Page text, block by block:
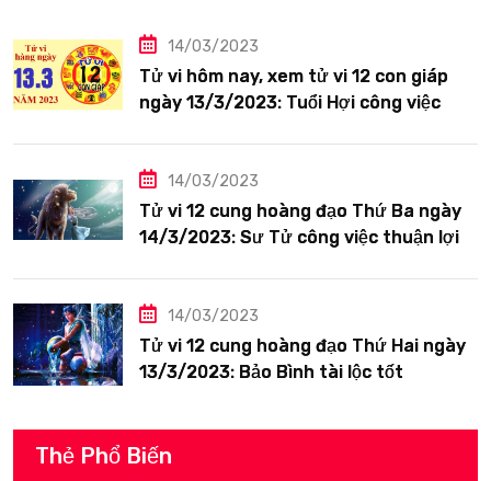
14/03/2023
Tử vi hôm nay, xem tử vi 12 con giáp
ngày 13/3/2023: Tuổi Hợi công việc
14/03/2023
Tử vi 12 cung hoàng đạo Thứ Ba ngày
14/3/2023: Sư Tử công việc thuận lợi
14/03/2023
Tử vi 12 cung hoàng đạo Thứ Hai ngày
13/3/2023: Bảo Bình tài lộc tốt
Thẻ Phổ Biến